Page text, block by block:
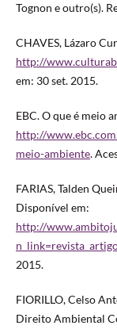
Tognon e outro(s).
CHAVES, Lázaro
http://
em: 30 set. 2015.
EBC. O que é meio
http://
meio-ambiente.
FARIAS, Talden
Disponível em:
http://
2015.
FIORILLO, Celso
Direito Ambiental